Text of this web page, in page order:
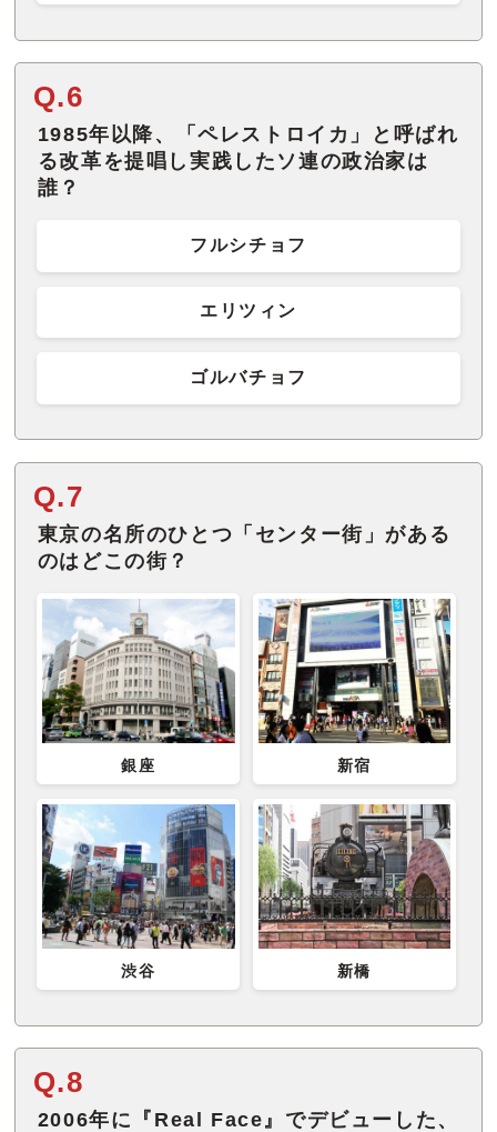
Q.6
1985年以降、「ペレストロイカ」と呼ばれ
る改革を提唱し実践したソ連の政治家は
誰？
フルシチョフ
エリツィン
ゴルバチョフ
Q.7
東京の名所のひとつ「センター街」がある
のはどこの街？
銀座 新宿
渋谷 新橋
Q.8
2006年に『Real Face』でデビューした、